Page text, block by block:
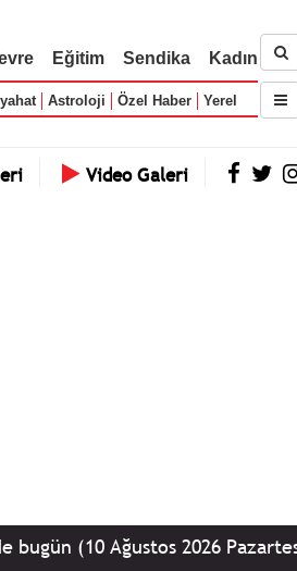
Eğitim Sendika Kadın
Astroloji Özel Haber Yerel
Video Galeri
Ağustos 2026 Pazartesi)